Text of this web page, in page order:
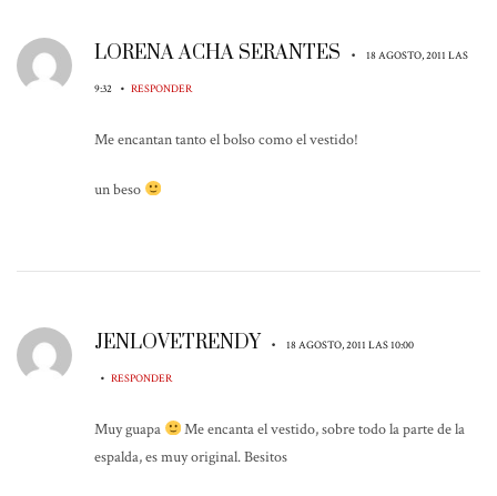
LORENA ACHA SERANTES • 18 AGOSTO, 2011 LAS
9:32 • RESPONDER
Me encantan tanto el bolso como el vestido!
un beso
JENLOVETRENDY • 18 AGOSTO, 2011 LAS 10:00
• RESPONDER
Muy guapa
Me encanta el vestido, sobre todo la parte de la
espalda, es muy original. Besitos